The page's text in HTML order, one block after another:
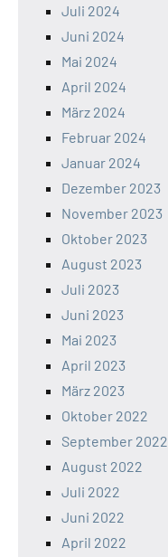
Juli 2024
Juni 2024
Mai 2024
April 2024
März 2024
Februar 2024
Januar 2024
Dezember 2023
November 2023
Oktober 2023
August 2023
Juli 2023
Juni 2023
Mai 2023
April 2023
März 2023
Oktober 2022
September 2022
August 2022
Juli 2022
Juni 2022
April 2022